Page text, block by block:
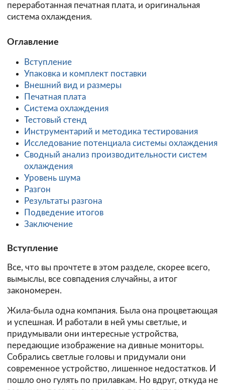
переработанная печатная плата, и оригинальная
система охлаждения.
Оглавление
Вступление
Упаковка и комплект поставки
Внешний вид и размеры
Печатная плата
Система охлаждения
Тестовый стенд
Инструментарий и методика тестирования
Исследование потенциала системы охлаждения
Сводный анализ производительности систем
охлаждения
Уровень шума
Разгон
Результаты разгона
Подведение итогов
Заключение
Вступление
Все, что вы прочтете в этом разделе, скорее всего,
вымыслы, все совпадения случайны, а итог
закономерен.
Жила-была одна компания. Была она процветающая
и успешная. И работали в ней умы светлые, и
придумывали они интересные устройства,
передающие изображение на дивные мониторы.
Собрались светлые головы и придумали они
современное устройство, лишенное недостатков. И
пошло оно гулять по прилавкам. Но вдруг, откуда не